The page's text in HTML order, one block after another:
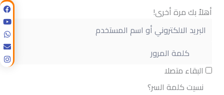
أهلاً بك مرة أخرى!
البقاء متصلا
نسيت كلمة السر؟